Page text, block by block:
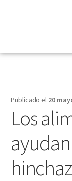
Publicado el 20
Los